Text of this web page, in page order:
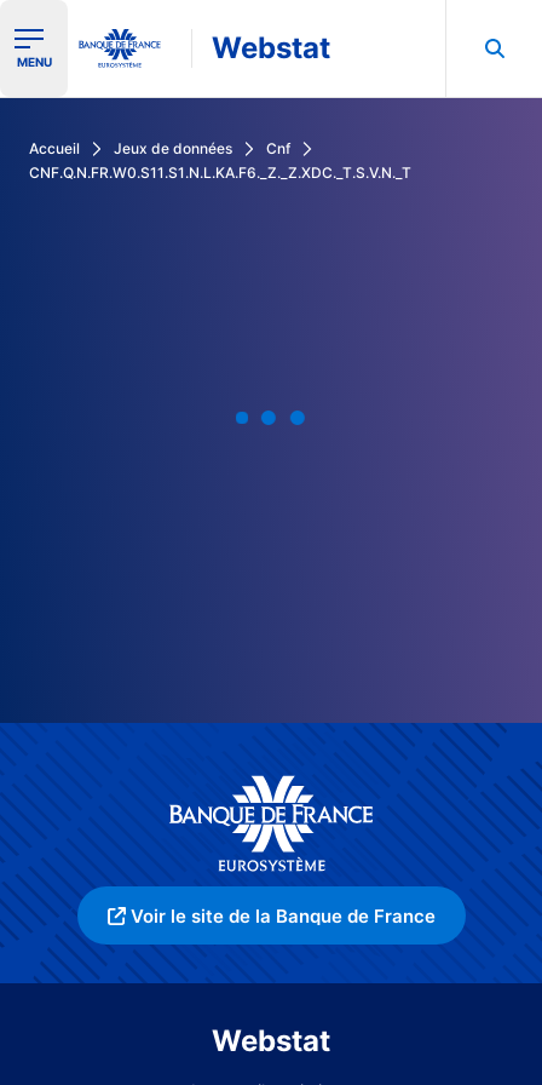
Ouvrir le menu de navigation
MENU Webstat
Accueil Jeux de données
Cnf
CNF.Q.N.FR.W0.S11.S1.N.L.KA.F6._Z._Z.XDC._T.S.V.N._T
Voir le site de la Banque de France
Webstat